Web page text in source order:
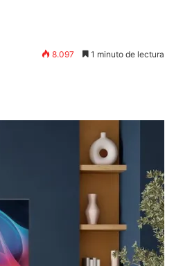
8.097 1 minuto de lectura